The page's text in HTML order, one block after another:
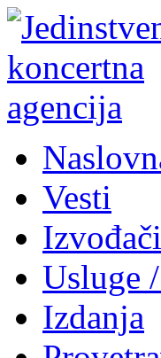
Vesti
Usluge
Izdanja